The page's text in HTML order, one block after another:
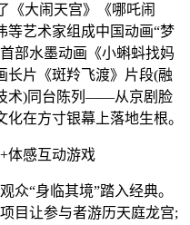
《大闹天宫》《哪吒闹
等艺术家组成中国动画“梦
部水墨动画《小蝌蚪找妈
长片《斑羚飞渡》片段(融
术)同台陈列——从京剧脸
在方寸银幕上落地生根。
体感互动游戏
众“身临其境”踏入经典。
目让参与者游历天庭龙宫;